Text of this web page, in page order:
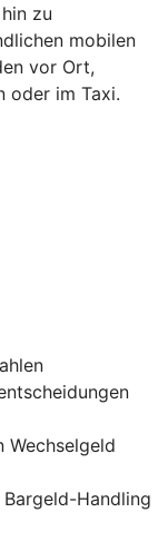
zu
mobilen
vor Ort,
oder im Taxi.
Wechselgeld
Handling